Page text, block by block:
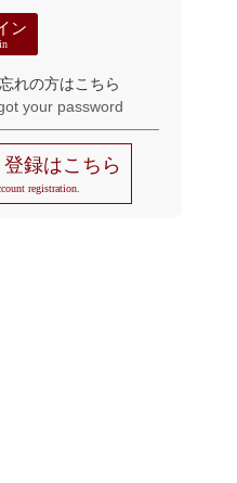
ン
れの方はこちら
your password
録はこちら
registration.